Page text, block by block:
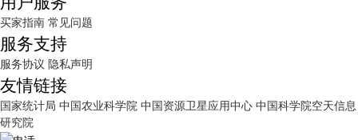
买家指南 常见问题
服务支持
服务协议 隐私声明
友情链接
国家统计局 中国农业科学院 中国资源卫星应用中心 中国科学院空天信息
研究院